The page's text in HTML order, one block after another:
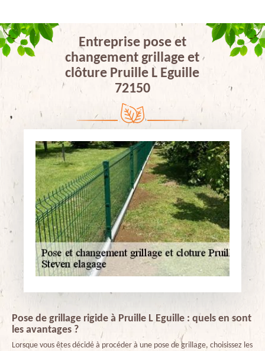
Entreprise pose et
changement grillage et
clôture Pruille L Eguille
72150
Pose de grillage rigide à Pruille L Eguille : quels en sont
les avantages ?
Lorsque vous êtes décidé à procéder à une pose de grillage, choisissez les